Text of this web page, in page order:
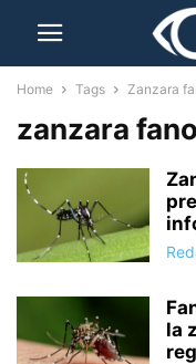
Home Tags Zanzara
zanzara fano
la